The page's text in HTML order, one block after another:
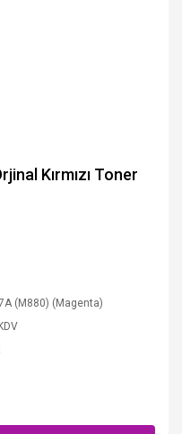
Kırmızı Toner
(M880) (Magenta)